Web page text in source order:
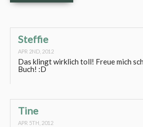
Steffie
APR 2ND, 2012
Das klingt wirklich toll! Freue mich
Buch! :D
Tine
APR 5TH, 2012